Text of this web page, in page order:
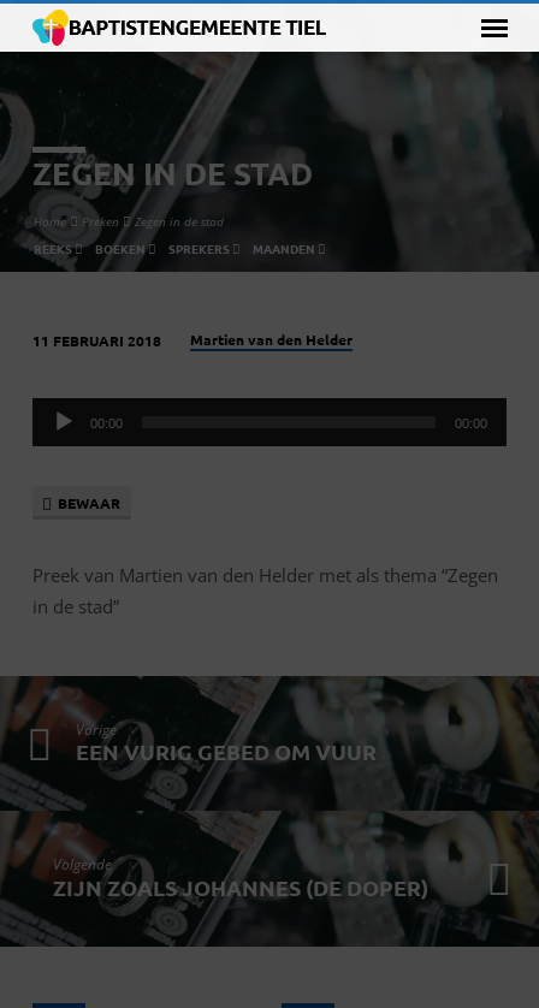
ZEGEN IN DE STAD
Home Preken Zegen in de stad
REEKS BOEKEN SPREKERS MAANDEN
IN
DE
STAD
11 FEBRUARI 2018 Martien van den Helder
Audiospeler
00:00 00:00
BEWAAR
Preek van Martien van den Helder met als thema “Zegen
in de stad”
Vorige
EEN VURIG GEBED OM VUUR
Volgende
ZIJN ZOALS JOHANNES (DE DOPER)